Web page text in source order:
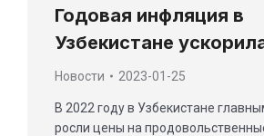
Годовая инфляция в
Узбекистане
Новости 2023-01-25
В 2022 году в Узбекистане
росли цены на